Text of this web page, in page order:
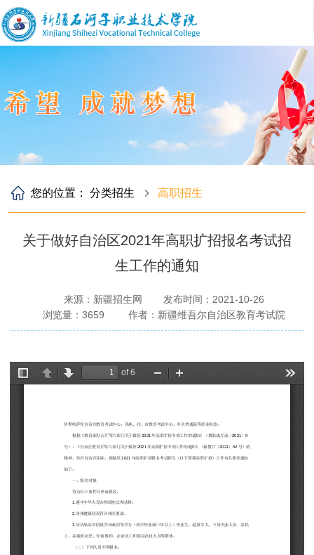
您的位置：分类招生 高职招生
关于做好自治区2021年高职扩招报名考试招
生工作的通知
来源：新疆招生网
发布时间：2021-10-26
浏览量： 3659 作者：新疆维吾尔自治区教育考试院